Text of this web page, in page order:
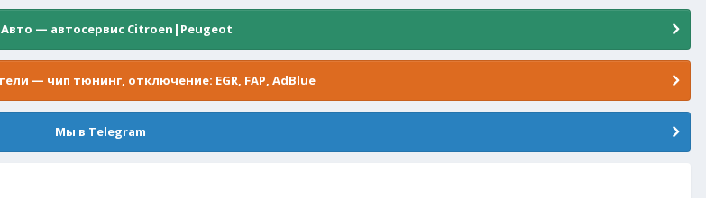
Авто — автосервис Citroen|Peugeot
— чип тюнинг, отключение: EGR, FAP, AdBlue
Мы в Telegram